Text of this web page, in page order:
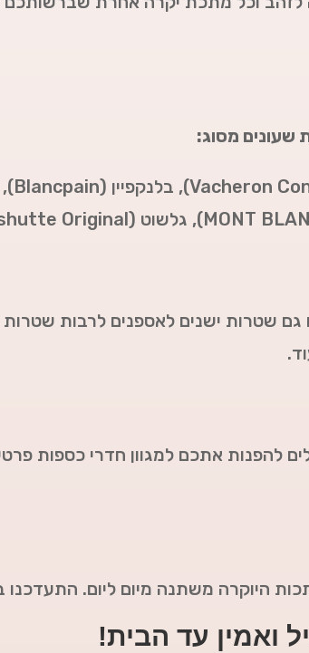
שעונים מסוג:
בלנקפיין (Blancpain),
MONT BLAN
), גלשוט (Glashutte Original),
שטרות ישנים לאספנים לרבות
להפנות אתכם למגוון חדרי כספות
היוקרה משתנה מיום ליום. התעדכנו
ואמין עד הבית!